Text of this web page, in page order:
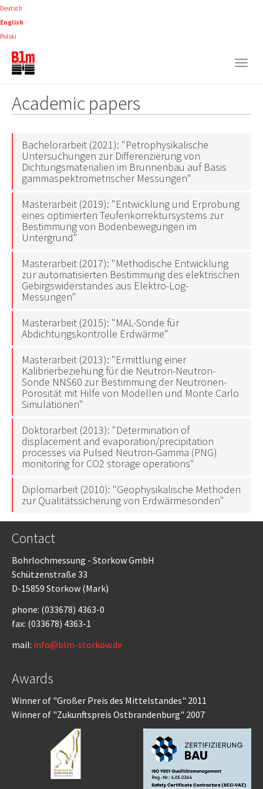
Skip
to
main
content
Deutsch
English
Polski
Academic papers
Bachelorarbeit (2021): "Petrophysikalische
Untersuchungen zur Differenzierung von
Dichtungsmaterialien im Brunnenbau auf Basis
gammaspektrometrischer Messungen"
Masterarbeit (2019): "Entwicklung und Erprobung
eines optimierten Teufenkorrektursystems zur
Bestimmung von Bodenbewegungen im
Untergrund"
Masterarbeit (2017): "Methodische Entwicklung
zur automatisierten Bestimmung des elektrischen
Gebirgswiderstandes aus Elektro-Log-
Messungen"
Masterarbeit (2015): "MAL-Sonde für
Abdichtungskontrolle Erdwärme"
Masterarbeit (2013): "Ermittlung einer
Kalibrierbeziehung für die Neutron-Neutron-
Sonde NNS60 zur Bestimmung der Neutronen-
Porosität mit Hilfe von Modellen und Monte Carlo
Simulationen"
Doktorarbeit (2013): "Determination of
displacement and evaporation/precipitation
processes via Pulsed Neutron-Gamma (PNG)
monitoring for CO2 storage operations"
Diplomarbeit (2010): "Geophysikalische Methoden
zur Qualitätssicherung von Erdwärmesonden"
Contact
Bohrlochmessung - Storkow GmbH
Schützenstraße 33
D-15859 Storkow (Mark)
phone: (033678) 4363-0
fax: (033678) 4363-1
mail: info@blm-storkow.de
Awards
Winner of "Großer Preis des Mittelstandes" 2011
Winner of "Zukunftspreis Ostbrandenburg" 2007